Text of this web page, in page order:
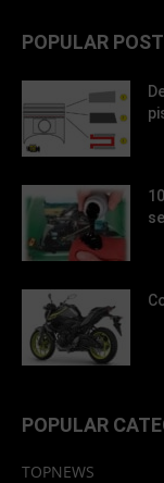
POPULAR
POPULAR
TOPNEWS